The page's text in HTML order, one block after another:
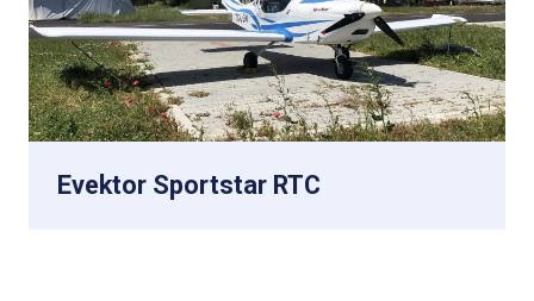
Evektor Sportstar RTC